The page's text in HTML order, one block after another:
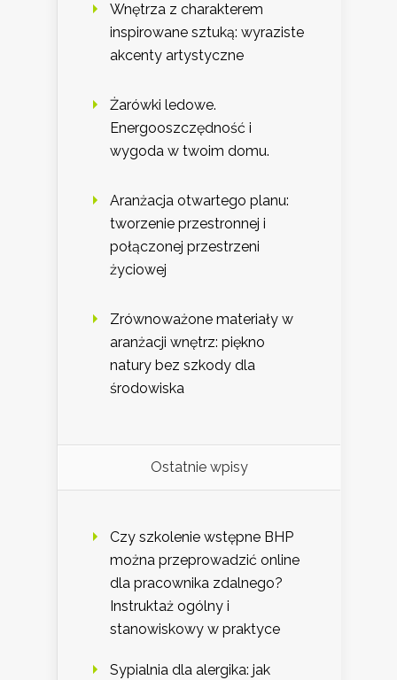
Wnętrza z charakterem
inspirowane sztuką: wyraziste
akcenty artystyczne
Żarówki ledowe.
Energooszczędność i
wygoda w twoim domu.
Aranżacja otwartego planu:
tworzenie przestronnej i
połączonej przestrzeni
życiowej
Zrównoważone materiały w
aranżacji wnętrz: piękno
natury bez szkody dla
środowiska
Ostatnie wpisy
Czy szkolenie wstępne BHP
można przeprowadzić online
dla pracownika zdalnego?
Instruktaż ogólny i
stanowiskowy w praktyce
Sypialnia dla alergika: jak